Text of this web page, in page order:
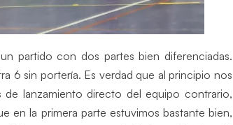
partido con dos partes bien diferenciadas.
6 sin portería. Es verdad que al principio nos
lanzamiento directo del equipo contrario,
la primera parte estuvimos bastante bien,